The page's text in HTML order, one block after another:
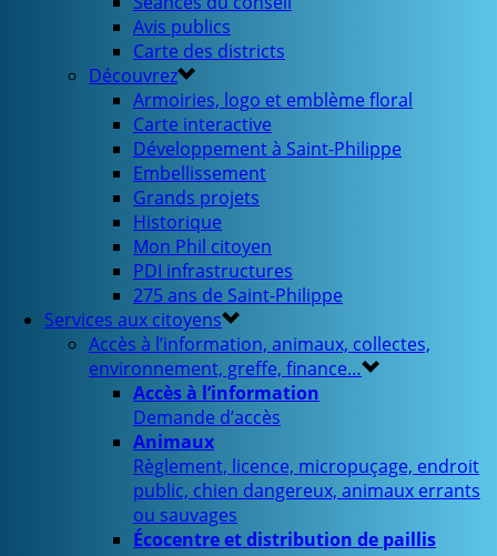
Avis publics
Carte des districts
Découvrez
Armoiries, logo et emblème floral
Carte interactive
Développement à Saint-Philippe
Embellissement
Grands projets
Historique
Mon Phil citoyen
PDI infrastructures
275 ans de Saint-Philippe
Services aux citoyens
Accès à l’information, animaux, collectes,
environnement, greffe, finance…
Accès à l’information
Demande d’accès
Animaux
Règlement, licence, micropuçage, endroit
public, chien dangereux, animaux errants
ou sauvages
Écocentre et distribution de paillis